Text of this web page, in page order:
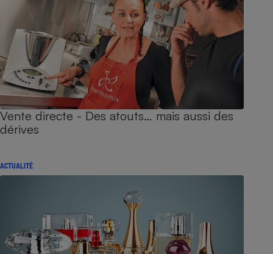
Vente directe - Des atouts… mais aussi des
dérives
ACTUALITÉ